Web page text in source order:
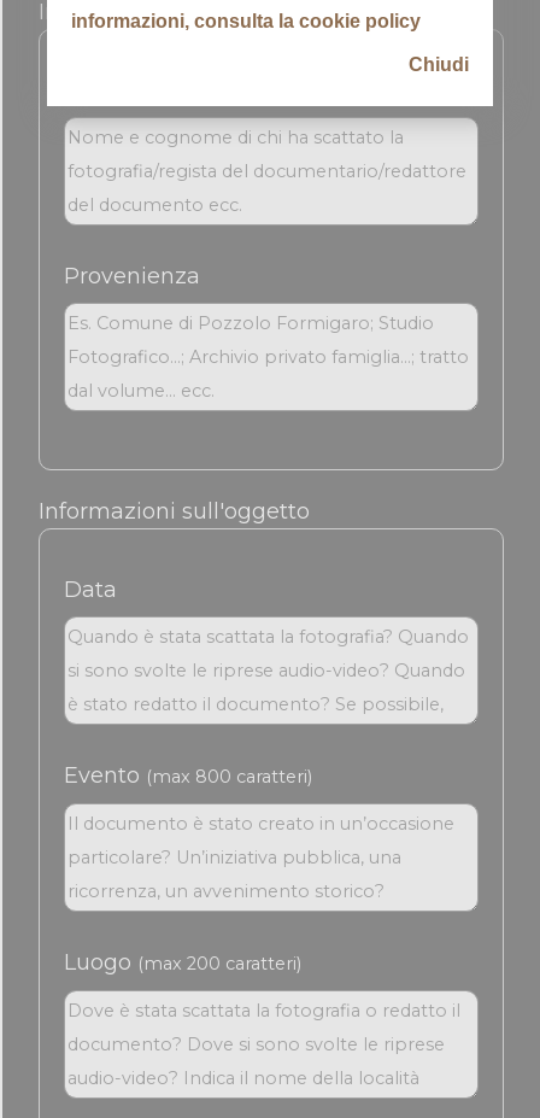
Informazioni sull'immagine
Provenienza
Informazioni sull'oggetto
Data
Evento (max 800 caratteri)
Luogo (max 200 caratteri)
informazioni, consulta la cookie policy
Chiudi